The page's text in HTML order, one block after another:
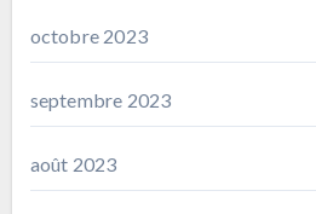
octobre 2023
septembre 2023
août 2023